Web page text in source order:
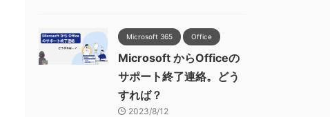
Microsoft 365 Office
Microsoft からOfficeの
サポート終了連絡。どう
すれば？
2023/8/12